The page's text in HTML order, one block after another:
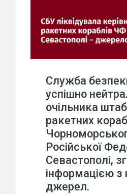
Служба
успішно
очільника
ракетних
Російської
Севастополі,
інформацією з
джерел.